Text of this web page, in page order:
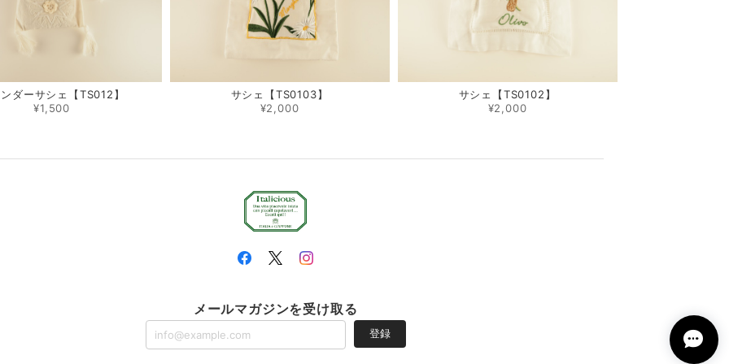
ダーサシェ【TS012】
¥1,500
サシェ【TS0103】
¥2,000
サシェ【TS0102】
¥2,000
メールマガジンを受け取る
登録